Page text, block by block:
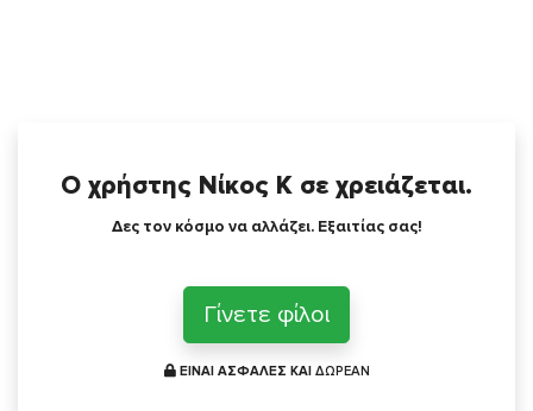
Ο χρήστης Νίκος Κ σε χρειάζεται.
Δες τον κόσμο να αλλάζει. Εξαιτίας σας!
Γίνετε φίλοι
ΕΙΝΑΙ ΑΣΦΑΛΕΣ ΚΑΙ ΔΩΡΕΑΝ